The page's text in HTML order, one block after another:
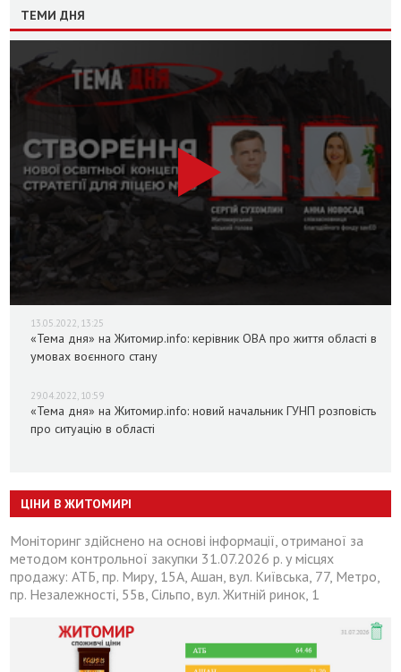
ТЕМИ ДНЯ
13.05.2022, 13:25
«Тема дня» на Житомир.info: керівник ОВА про життя області в
умовах воєнного стану
29.04.2022, 10:59
«Тема дня» на Житомир.info: новий начальник ГУНП розповість
про ситуацію в області
ЦІНИ В ЖИТОМИРІ
Моніторинг здійснено на основі інформації, отриманої за
методом контрольної закупки 31.07.2026 р. у місцях
продажу: АТБ, пр. Миру, 15А, Ашан, вул. Київська, 77, Метро,
пр. Незалежності, 55в, Сільпо, вул. Житній ринок, 1